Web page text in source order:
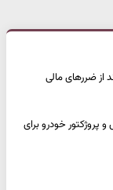
از ضررهای مالی
پروژکتور خودرو برای